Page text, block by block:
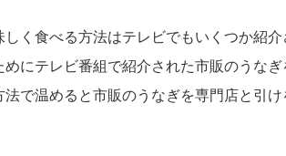
く食べる方法はテレビでもいくつか紹
めにテレビ番組で紹介された市販のうな
で温めると市販のうなぎを専門店と引